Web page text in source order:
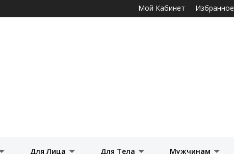
основному
Мой Кабинет Избранное
Для Лица Для Тела Мужчинам